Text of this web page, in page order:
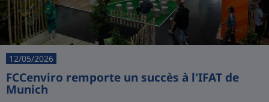
12/05/2026
FCCenviro remporte un succès à l'IFAT de
Munich